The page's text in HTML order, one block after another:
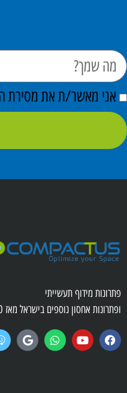
אני מאשר/ת את מסירת
פתרונות מידוף תעשייתי
ופתרונות אחסון נוספים בישראל מאז 1960.